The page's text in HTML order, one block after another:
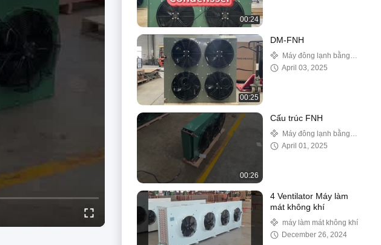
00:24
00:25
DM-FNH
Máy đông lạnh bằng
không khí
April 03, 2025
00:26
Cấu trúc FNH
Máy đông lạnh bằng
không khí
April 01, 2025
4 Ventilator Máy làm
mát không khí
máy làm mát không khí
December 26, 2024